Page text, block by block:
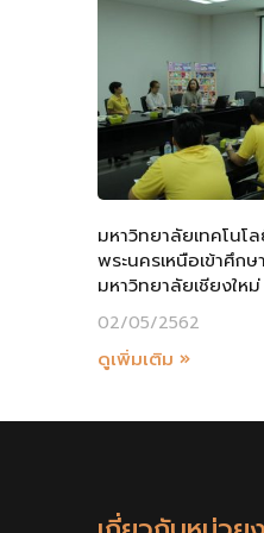
มหาวิทยาลัยเทคโนโ
พระนครเหนือเข้าศึก
มหาวิทยาลัยเชียงใหม่
02/05/2562
ดูเพิ่มเติม »